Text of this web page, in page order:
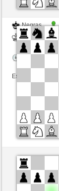
Negras
Blancas
Tiempo: 15
Esta partida es
Negras
Blancas
Tiempo: 15